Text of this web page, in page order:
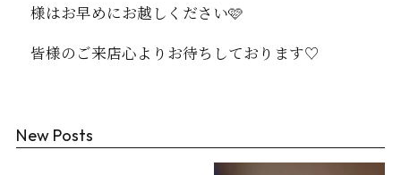
様はお早めにお越しください🩷
皆様のご来店心よりお待ちしております♡
New Posts